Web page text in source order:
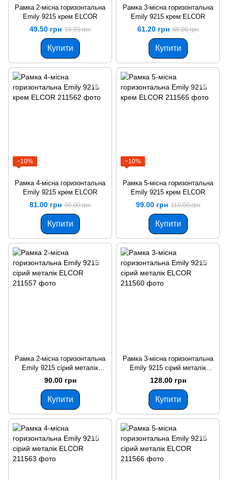
Рамка 2-місна горизонтальна
Emily 9215 крем ELCOR
49.50 грн 55.00 грн
Купити
Рамка 3-місна горизонтальна
Emily 9215 крем ELCOR
61.20 грн 68.00 грн
Купити
−10%
Рамка 4-місна горизонтальна
Emily 9215 крем ELCOR
81.00 грн 90.00 грн
Купити
−10%
Рамка 5-місна горизонтальна
Emily 9215 крем ELCOR
99.00 грн 110.00 грн
Купити
Рамка 2-місна горизонтальна
Emily 9215 сірий металік
ELCOR
90.00 грн
Купити
Рамка 3-місна горизонтальна
Emily 9215 сірий металік
ELCOR
128.00 грн
Купити